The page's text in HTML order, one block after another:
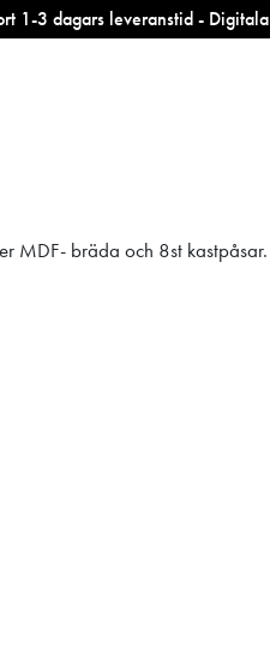
1-3 dagars leveranstid -
MDF- bräda och 8st kastpåsar.